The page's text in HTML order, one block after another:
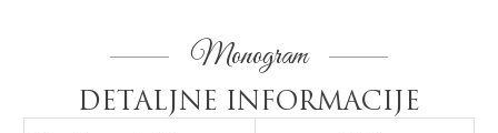
Monogram
DETALJNE INFORMACIJE